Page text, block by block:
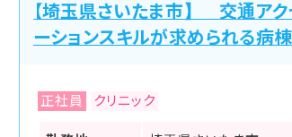
【埼玉県さいたま市】 交通ア
ーションスキルが求められる病
正社員 クリニック